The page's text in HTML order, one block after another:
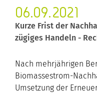
06.09.2021
Kurze Frist der
zügiges Handeln -
Nach mehrjährigen
Biomassestrom-
Umsetzung der